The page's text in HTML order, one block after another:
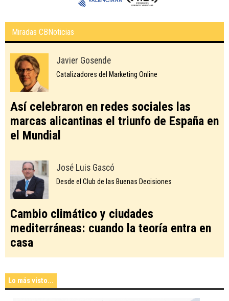
Miradas CBNoticias
Javier Gosende
Catalizadores del Marketing Online
Así celebraron en redes sociales las
marcas alicantinas el triunfo de España en
el Mundial
José Luis Gascó
Desde el Club de las Buenas Decisiones
Cambio climático y ciudades
mediterráneas: cuando la teoría entra en
casa
Lo más visto...